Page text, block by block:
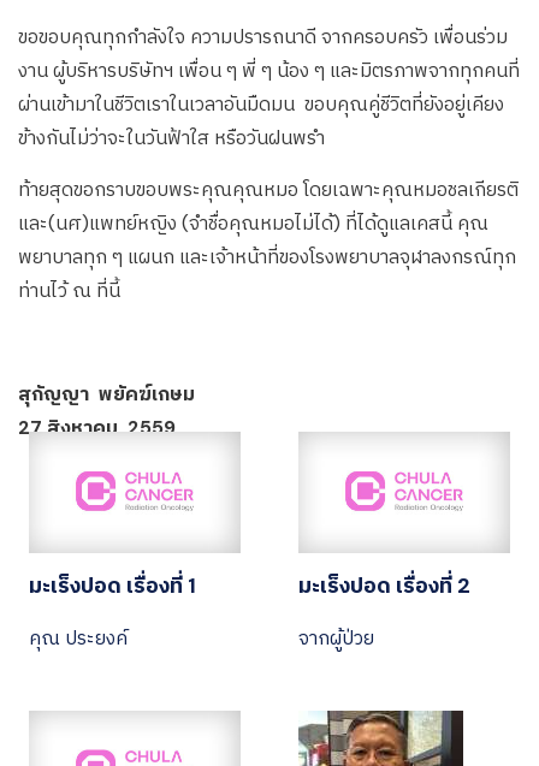
ขอขอบคุณทุกกำลังใจ ความปรารถนาดี จากครอบครัว เพื่อนร่วม
งาน ผู้บริหารบริษัทฯ เพื่อน ๆ พี่ ๆ น้อง ๆ และมิตรภาพจากทุกคนที่
ผ่านเข้ามาในชีวิตเราในเวลาอันมืดมน ขอบคุณคู่ชีวิตที่ยังอยู่เคียง
ข้างกันไม่ว่าจะในวันฟ้าใส หรือวันฝนพรำ
ท้ายสุดขอกราบขอบพระคุณคุณหมอ โดยเฉพาะคุณหมอชลเกียรติ
และ(นศ)แพทย์หญิง (จำชื่อคุณหมอไม่ได้) ที่ได้ดูแลเคสนี้ คุณ
พยาบาลทุก ๆ แผนก และเจ้าหน้าที่ของโรงพยาบาลจุฬาลงกรณ์ทุก
ท่านไว้ ณ ที่นี้
สุกัญญา พยัคฆ์เกษม
27 สิงหาคม 2559
มะเร็งปอด เรื่องที่ 1
คุณ ประยงค์
มะเร็งปอด เรื่องที่ 2
จากผู้ป่วย